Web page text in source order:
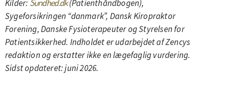
Kilder: Sundhed.dk(Patienthåndbogen),
Sygeforsikringen “danmark”, Dansk Kiropraktor
Forening, Danske Fysioterapeuter og Styrelsen for
Patientsikkerhed. Indholdet er udarbejdet af Zencys
redaktion og erstatter ikke en lægefaglig vurdering.
Sidst opdateret: juni 2026.